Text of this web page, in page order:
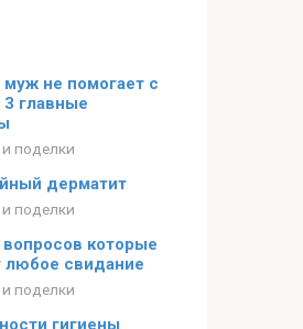
не помогает с
главные
поделки
дерматит
поделки
которые
любое свидание
поделки
гигиены